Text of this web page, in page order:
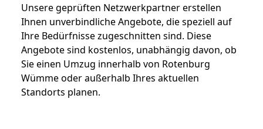
Unsere geprüften Netzwerkpartner erstellen
Ihnen unverbindliche Angebote, die speziell auf
Ihre Bedürfnisse zugeschnitten sind. Diese
Angebote sind kostenlos, unabhängig davon, ob
Sie einen Umzug innerhalb von Rotenburg
Wümme oder außerhalb Ihres aktuellen
Standorts planen.